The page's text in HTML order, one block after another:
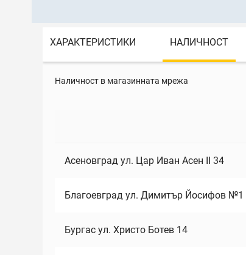
ХАРАКТЕРИСТИКИ НАЛИЧНОСТ
Наличност в магазинната мрежа
Асеновград ул. Цар Иван Асен II 34
Благоевград ул. Димитър Йосифов №1
Бургас ул. Христо Ботев 14